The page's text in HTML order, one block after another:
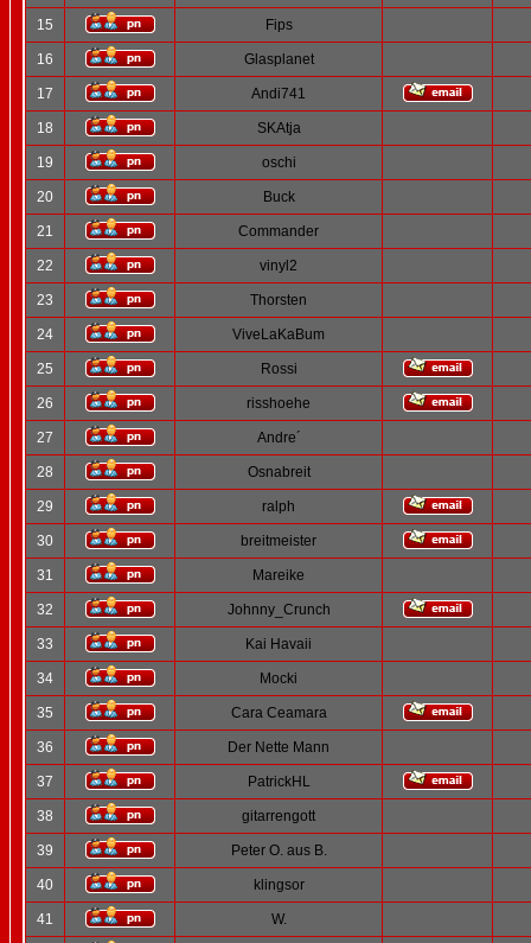
15 Fips
16 Glasplanet
17 Andi741
18 SKAtja
19 oschi
20 Buck
21 Commander
22 vinyl2
23 Thorsten
24 ViveLaKaBum
25 Rossi
26 risshoehe
27 Andre´
28 Osnabreit
29 ralph
30 breitmeister
31 Mareike
32 Johnny_Crunch
33 Kai Havaii
34 Mocki
35 Cara Ceamara
36 Der Nette Mann
37 PatrickHL
38 gitarrengott
39 Peter O. aus B.
40 klingsor
41 W.